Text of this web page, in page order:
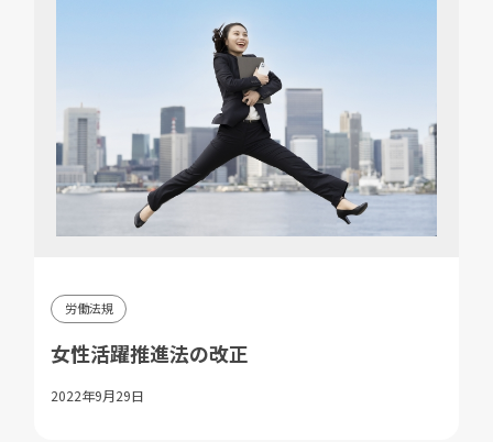
労働法規
女性活躍推進法の改正
2022年9月29日